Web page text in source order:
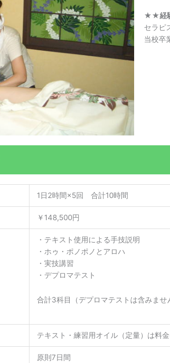
★★経
セラピ
当校卒
1日2時間×5回 合計10時間
￥148,500円
・テキスト使用による手技説明
・ホゥ・ポノポノとアロハ
・実技講習
・デプロマテスト
合計3科目（デプロマテストは含みませ
テキスト・練習用オイル（定量）は料金
原則7日間